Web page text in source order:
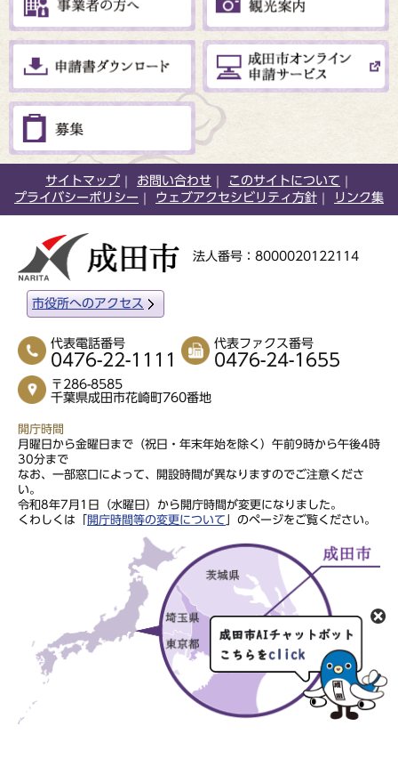
サイトマップ お問い合わせ
このサイトについて
プライバシーポリシー
ウェブアクセシビリティ方針 リンク集
法人番号：8000020122114
市役所へのアクセス
代表電話番号
0476-22-1111
代表ファクス番号
0476-24-1655
〒286-8585
千葉県成田市花崎町760番地
開庁時間
月曜日から金曜日まで（祝日・年末年始を除く）午前9時から午後4時
30分まで
なお、一部窓口によって、開設時間が異なりますのでご注意くださ
い。
令和8年7月1日（水曜日）から開庁時間が変更になりました。
くわしくは「
開庁時間等の変更について 」のページをご覧ください。